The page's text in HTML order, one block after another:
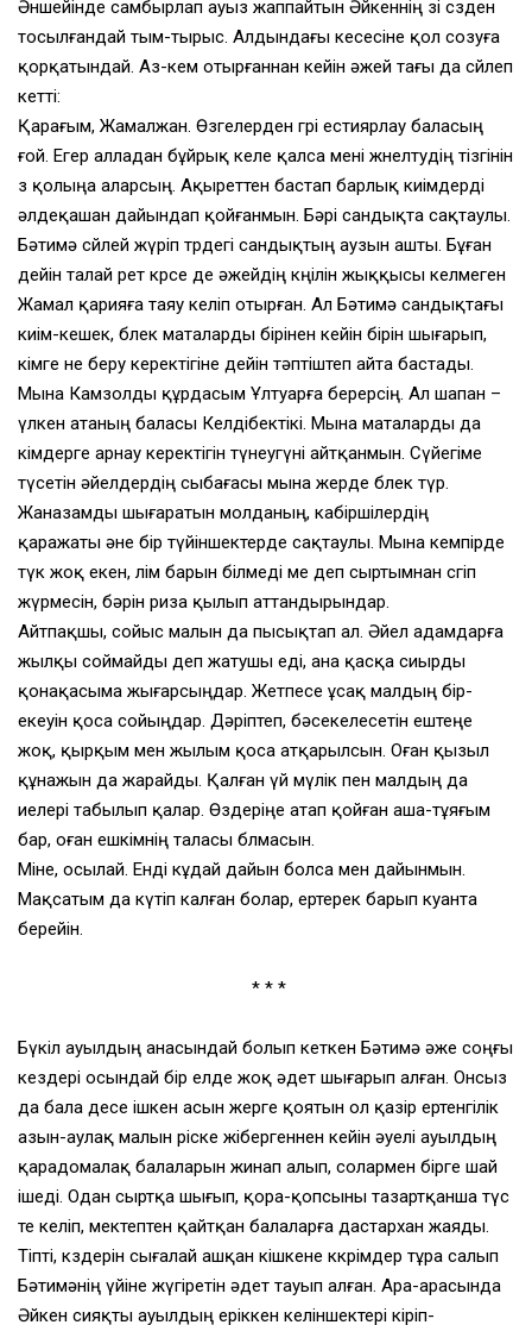
Әншейінде самбырлап ауыз жаппайтын Әйкеннің өзі сөзден
тосылғандай тым-тырыс. Алдындағы кесесіне қол созуға
қорқатындай. Аз-кем отырғаннан кейін әжей тағы да сөйлеп
кетті:
Қарағым, Жамалжан. Өзгелерден гөрі естиярлау баласың
ғой. Егер алладан бұйрық келе қалса мені жөнелтудің тізгінін
өз қолыңа аларсың. Ақыреттен бастап барлық киімдерді
әлдеқашан дайындап қойғанмын. Бәрі сандықта сақтаулы.
Бәтимә сөйлей жүріп төрдегі сандықтың аузын ашты. Бұған
дейін талай рет көрсе де әжейдің көңілін жыққысы келмеген
Жамал қарияға таяу келіп отырған. Ал Бәтимә сандықтағы
киім-кешек, бөлек маталарды бірінен кейін бірін шығарып,
кімге не беру керектігіне дейін тәптіштеп айта бастады.
Мына Камзолды құрдасым Ұлтуарға берерсің. Ал шапан –
үлкен атаның баласы Келдібектікі. Мына маталарды да
кімдерге арнау керектігін түнеугүні айтқанмын. Сүйегіме
түсетін әйелдердің сыбағасы мына жерде бөлек түр.
Жаназамды шығаратын молданың, кабіршілердің
қаражаты әне бір түйіншектерде сақтаулы. Мына кемпірде
түк жоқ екен, өлім барын білмеді ме деп сыртымнан сөгіп
жүрмесін, бәрін риза қылып аттандырындар.
Айтпақшы, сойыс малын да пысықтап ал. Әйел адамдарға
жылқы соймайды деп жатушы еді, ана қасқа сиырды
қонақасыма жығарсыңдар. Жетпесе ұсақ малдың бір-
екеуін қоса сойыңдар. Дәріптеп, бәсекелесетін ештеңе
жоқ, қырқым мен жылым қоса атқарылсын. Оған қызыл
құнажын да жарайды. Қалған үй мүлік пен малдың да
иелері табылып қалар. Өздеріңе атап қойған аша-тұяғым
бар, оған ешкімнің таласы блмасын.
Міне, осылай. Енді кұдай дайын болса мен дайынмын.
Мақсатым да күтіп калған болар, ертерек барып куанта
берейін.
* * *
Бүкіл ауылдың анасындай болып кеткен Бәтимә әже соңғы
кездері осындай бір елде жоқ әдет шығарып алған. Онсыз
да бала десе ішкен асын жерге қоятын ол қазір ертенгілік
азын-аулақ малын өріске жібергеннен кейін әуелі ауылдың
қарадомалақ балаларын жинап алып, солармен бірге шай
ішеді. Одан сыртқа шығып, қора-қопсыны тазартқанша түс
те келіп, мектептен қайтқан балаларға дастархан жаяды.
Тіпті, көздерін сығалай ашқан кішкене көкөрімдер тұра салып
Бәтимәнің үйіне жүгіретін әдет тауып алған. Ара-арасында
Әйкен сияқты ауылдың еріккен келіншектері кіріп-